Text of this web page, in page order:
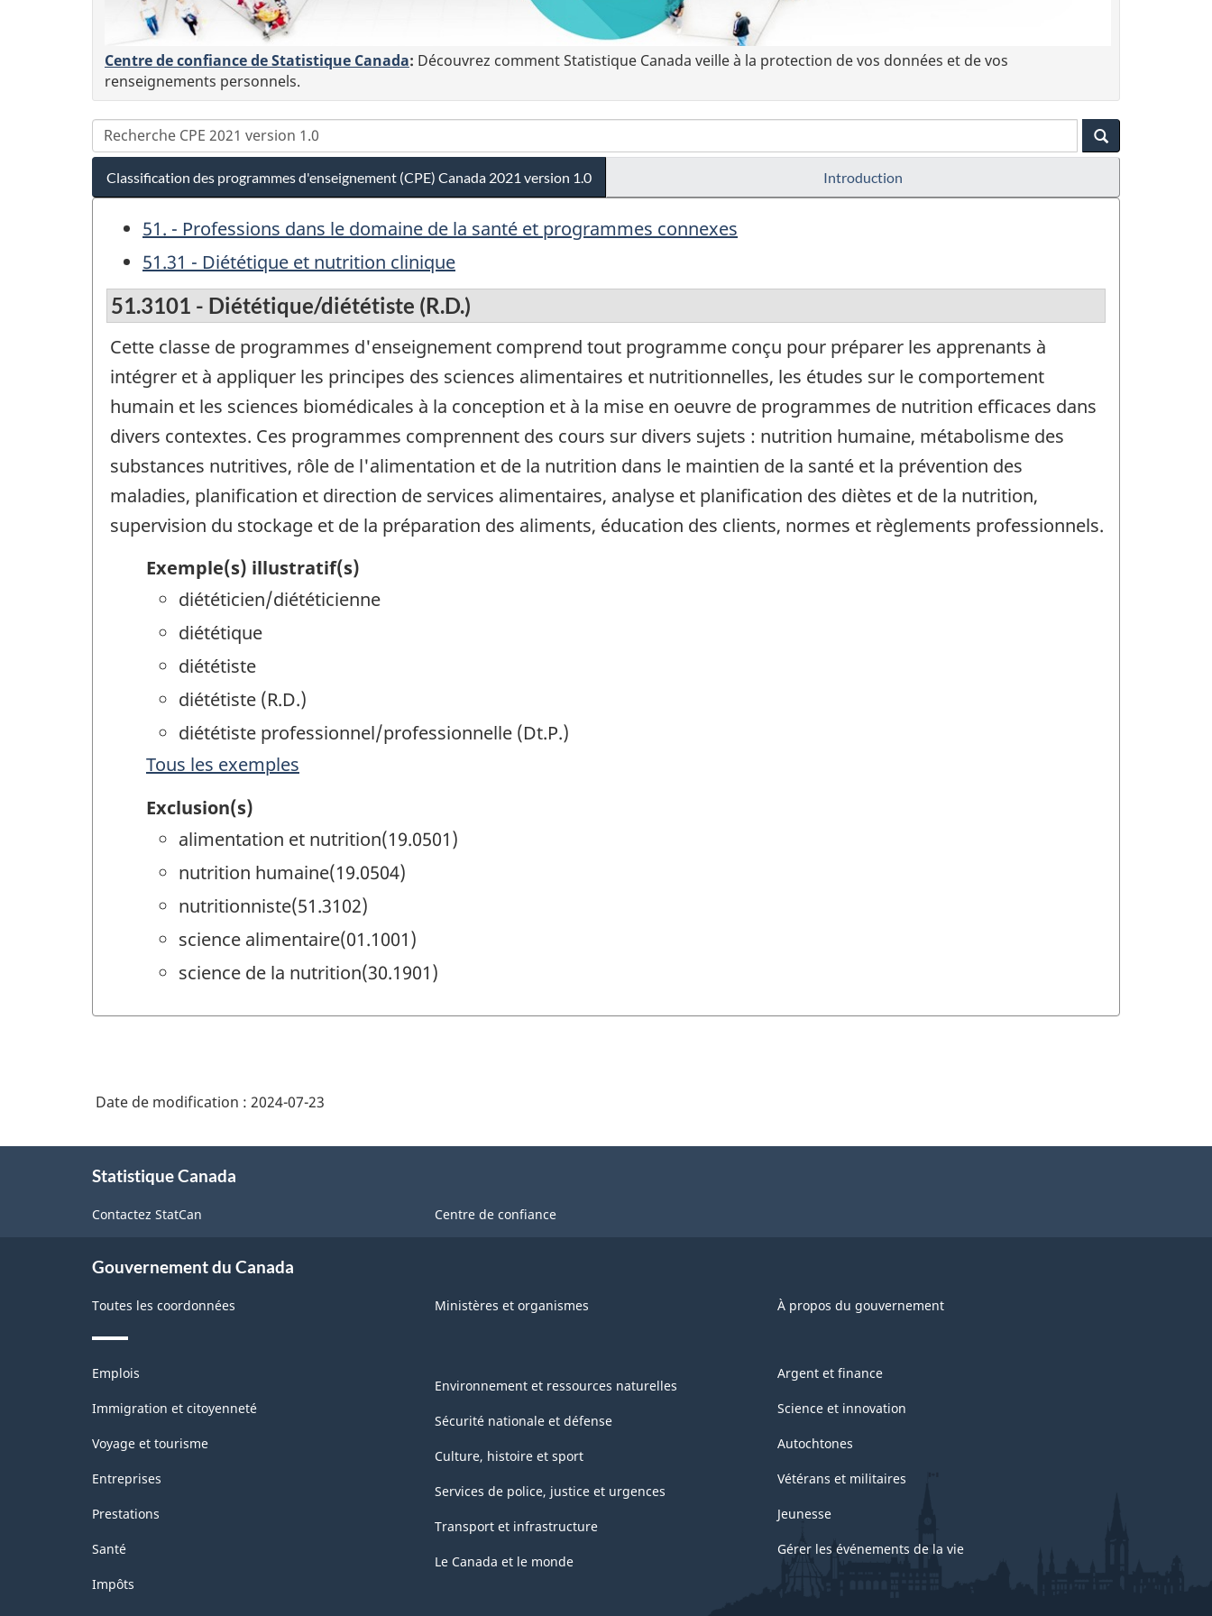
Centre de confiance de Statistique Canada: Découvrez comment Statistique Canada veille à la protection de vos données et de vos
renseignements personnels.
Classification des programmes d'enseignement (CPE) Canada 2021 version 1.0 Introduction
51. - Professions dans le domaine de la santé et programmes connexes
51.31 - Diététique et nutrition clinique
51.3101 - Diététique/diététiste (R.D.)
Cette classe de programmes d'enseignement comprend tout programme conçu pour préparer les apprenants à
intégrer et à appliquer les principes des sciences alimentaires et nutritionnelles, les études sur le comportement
humain et les sciences biomédicales à la conception et à la mise en oeuvre de programmes de nutrition efficaces dans
divers contextes. Ces programmes comprennent des cours sur divers sujets : nutrition humaine, métabolisme des
substances nutritives, rôle de l'alimentation et de la nutrition dans le maintien de la santé et la prévention des
maladies, planification et direction de services alimentaires, analyse et planification des diètes et de la nutrition,
supervision du stockage et de la préparation des aliments, éducation des clients, normes et règlements professionnels.
Exemple(s) illustratif(s)
diététicien/diététicienne
diététique
diététiste
diététiste (R.D.)
diététiste professionnel/professionnelle (Dt.P.)
Tous les exemples
Exclusion(s)
alimentation et nutrition(19.0501)
nutrition humaine(19.0504)
nutritionniste(51.3102)
science alimentaire(01.1001)
science de la nutrition(30.1901)
Date de modification : 2024-07-23
Statistique Canada
Contactez StatCan Centre de confiance
Gouvernement du Canada
Toutes les coordonnées Ministères et organismes À propos du gouvernement
Thèmes
sujets
Emplois
Immigration et citoyenneté
Voyage et tourisme
Entreprises
Prestations
Santé
Impôts
Environnement et ressources naturelles
Sécurité nationale et défense
Culture, histoire et sport
Services de police, justice et urgences
Transport et infrastructure
Le Canada et le monde
Argent et finance
Science et innovation
Autochtones
Vétérans et militaires
Jeunesse
Gérer les événements de la vie